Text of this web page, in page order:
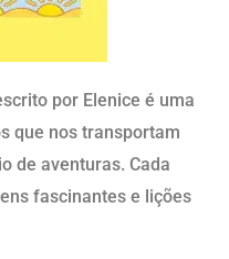
por Elenice é uma
que nos transportam
de aventuras. Cada
fascinantes e lições